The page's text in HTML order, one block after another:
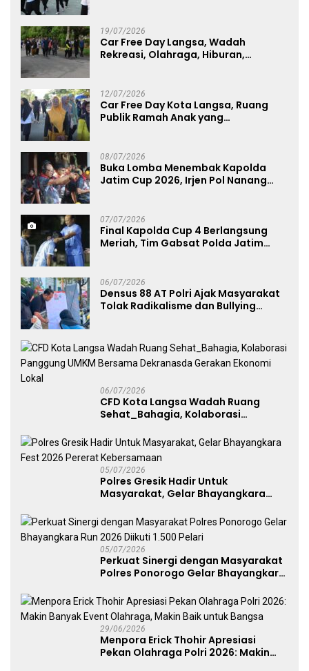
19/07/2026
Car Free Day Langsa, Wadah
Rekreasi, Olahraga, Hiburan,
12/07/2026
Car Free Day Kota Langsa, Ruang
Publik Ramah Anak yang
08/07/2026
Buka Lomba Menembak Kapolda
Jatim Cup 2026, Irjen Pol Nanang
07/07/2026
Final Kapolda Cup 4 Berlangsung
Meriah, Tim Gabsat Polda Jatim
06/07/2026
Densus 88 AT Polri Ajak Masyarakat
Tolak Radikalisme dan Bullying
06/07/2026
CFD Kota Langsa Wadah Ruang
Sehat_Bahagia, Kolaborasi
Dekranasda Gerakan Ekonomi Lokal
05/07/2026
Polres Gresik Hadir Untuk
Masyarakat, Gelar Bhayangkara
05/07/2026
Perkuat Sinergi dengan Masyarakat
Polres Ponorogo Gelar Bhayangkara
29/06/2026
Menpora Erick Thohir Apresiasi
Pekan Olahraga Polri 2026: Makin